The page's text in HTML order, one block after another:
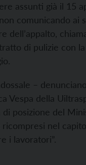
assunti già il 15
comunicando ai
dell’appalto,
di pulizie con
–
Vespa della
posizione del
nel
i lavoratori”.